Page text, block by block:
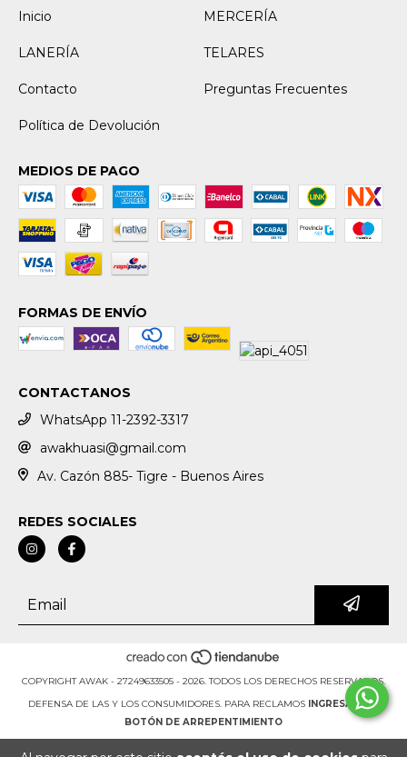
Inicio
MERCERÍA
LANERÍA TELARES
Contacto Preguntas Frecuentes
Política de Devolución
MEDIOS DE PAGO
FORMAS DE ENVÍO
CONTACTANOS
WhatsApp 11-2392-3317
awakhuasi@gmail.com
Av. Cazón 885- Tigre - Buenos Aires
REDES SOCIALES
COPYRIGHT AWAK - 27249633505 - 2026. TODOS LOS DERECHOS RESERVADOS.
DEFENSA DE LAS Y LOS CONSUMIDORES. PARA RECLAMOS INGRESÁ ACÁ.
BOTÓN DE ARREPENTIMIENTO